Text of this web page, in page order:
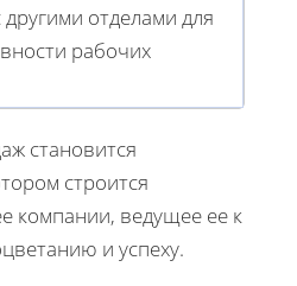
отделами для
рабочих
становится
строится
компании, ведущее ее к
и успеху.